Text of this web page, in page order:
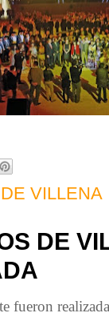
VILLENA
DE
fueron